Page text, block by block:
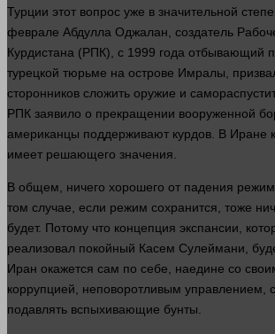
Турции этот вопрос уже в значительной
феврале Абдулла Оджалан, создатель
Курдистана (РПК), с 1999 года отбывающий
турецкой тюрьме на острове Имралы,
сторонников сложить оружие и
РПК заявило о прекращении вооруженной
американцы поддерживают курдов. В Иране
имеет решающего значения
В общем, ничего хорошего от падения
том случае , если режим сохранится, тоже
будет. Потому что концепция экспансии,
реализовал покойный Касем Сулеймани,
Иран окажется сам по себе, наедине со
коррупцией, неповоротливым управлением,
подавлять вспыхивающие бунты.